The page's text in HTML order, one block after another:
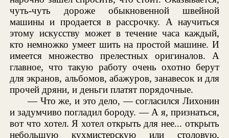
чуть-чуть дороже обыкновенной швейной
машины и продается в рассрочку. А научиться
этому искусству может в течение часа каждый,
кто немножко умеет шить на простой машине. И
имеется множество прелестных оригиналов. А
главное, что такую работу очень охотно берут
для экранов, альбомов, абажуров, занавесок и для
прочей дряни, и деньги платят порядочные.
— Что же, и это дело, — согласился Лихонин
и задумчиво погладил бороду. — А я, признаться,
вот что хотел. Я хотел открыть для нее... открыть
небольшую кухмистерскую или столовую,